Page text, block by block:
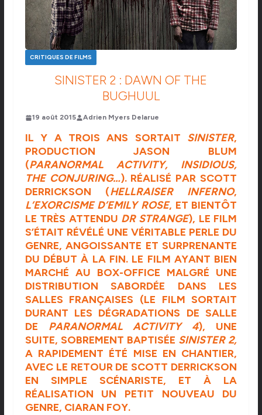
CRITIQUES DE FILMS
SINISTER 2 : DAWN OF THE
BUGHUUL
19 août 2015 Adrien Myers Delarue
IL Y A TROIS ANS SORTAIT SINISTER,
PRODUCTION JASON BLUM
(PARANORMAL ACTIVITY, INSIDIOUS,
THE CONJURING…). RÉALISÉ PAR SCOTT
DERRICKSON (HELLRAISER INFERNO,
L’EXORCISME D’EMILY ROSE, ET BIENTÔT
LE TRÈS ATTENDU DR STRANGE), LE FILM
S’ÉTAIT RÉVÉLÉ UNE VÉRITABLE PERLE DU
GENRE, ANGOISSANTE ET SURPRENANTE
DU DÉBUT À LA FIN. LE FILM AYANT BIEN
MARCHÉ AU BOX-OFFICE MALGRÉ UNE
DISTRIBUTION SABORDÉE DANS LES
SALLES FRANÇAISES (LE FILM SORTAIT
DURANT LES DÉGRADATIONS DE SALLE
DE PARANORMAL ACTIVITY 4), UNE
SUITE, SOBREMENT BAPTISÉE SINISTER 2,
A RAPIDEMENT ÉTÉ MISE EN CHANTIER,
AVEC LE RETOUR DE SCOTT DERRICKSON
EN SIMPLE SCÉNARISTE, ET À LA
RÉALISATION UN PETIT NOUVEAU DU
GENRE, CIARAN FOY.